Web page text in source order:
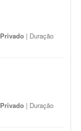
Privado | Duração
Privado | Duração